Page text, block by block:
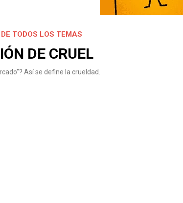
TODOS LOS TEMAS
DE CRUEL
Así se define la crueldad.